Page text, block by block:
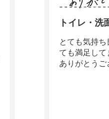
トイレ・洗
とても気持
ても満足して
ありがとうご